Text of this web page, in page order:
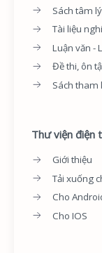
Sách tâm
Tài liệu
Luận văn -
Đề thi, ôn
Sách tham
Thư viện điện
Giới thiệu
Tải xuống
Cho
Cho IOS